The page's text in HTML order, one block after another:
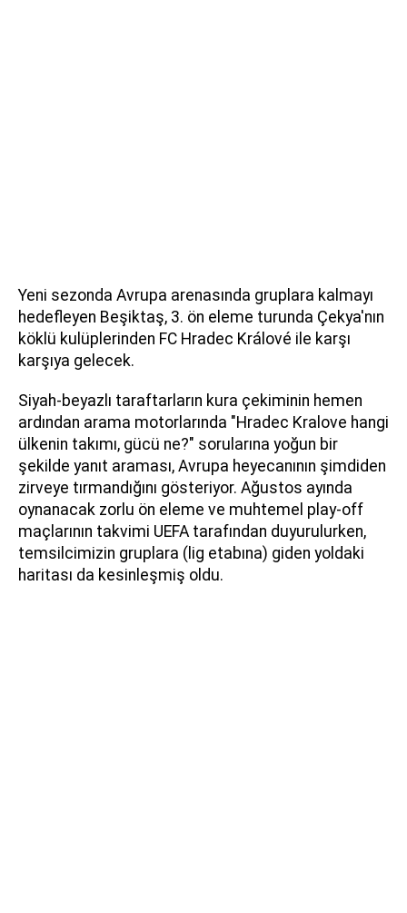
Yeni sezonda Avrupa arenasında gruplara kalmayı
hedefleyen Beşiktaş, 3. ön eleme turunda Çekya'nın
köklü kulüplerinden FC Hradec Králové ile karşı
karşıya gelecek.
Siyah-beyazlı taraftarların kura çekiminin hemen
ardından arama motorlarında "Hradec Kralove hangi
ülkenin takımı, gücü ne?" sorularına yoğun bir
şekilde yanıt araması, Avrupa heyecanının şimdiden
zirveye tırmandığını gösteriyor. Ağustos ayında
oynanacak zorlu ön eleme ve muhtemel play-off
maçlarının takvimi UEFA tarafından duyurulurken,
temsilcimizin gruplara (lig etabına) giden yoldaki
haritası da kesinleşmiş oldu.